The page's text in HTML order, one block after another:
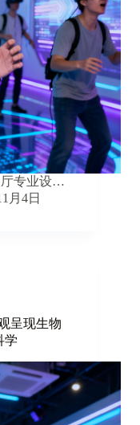
厅专业设…
月4日
呈现生物
学